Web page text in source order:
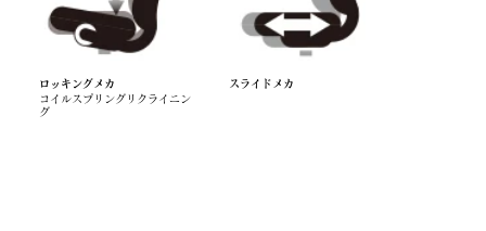
ロッキングメカ
コイルスプリングリクライニン
グ
スライドメカ